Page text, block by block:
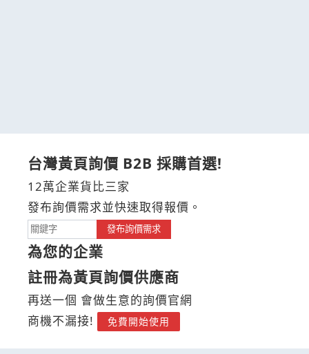
台灣黃頁詢價 B2B 採購首選!
12萬企業貨比三家
發布詢價需求並快速取得報價。
發布詢價需求
為您的企業
註冊為黃頁詢價供應商
再送一個 會做生意的詢價官網
商機不漏接!
免費開始使用